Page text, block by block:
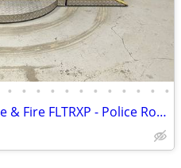
• • • • • • • • • • • •
2024 Harley-Davidson Police & Fire FLTRXP - Police Road Glide V Twin 1